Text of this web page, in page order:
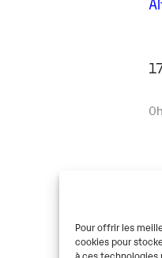
Pour offrir les
cookies pour
à ces